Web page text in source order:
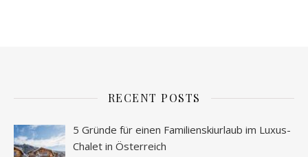
RECENT POSTS
5 Gründe für einen Familienskiurlaub im Luxus-
Chalet in Österreich